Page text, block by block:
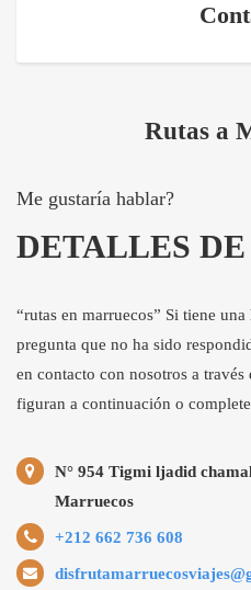
Rutas a
Me gustaría hablar?
DETALLES
“rutas en marruecos” Si tiene
pregunta que no ha sido
en contacto con nosotros a
figuran a continuación o
N° 954 Tigmi ljadid
Marruecos
+212 662 736 608